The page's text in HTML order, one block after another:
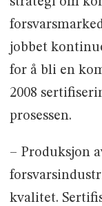
jobbet
for å bli en
2008
prosessen.
– Produksjon
kvalitet.